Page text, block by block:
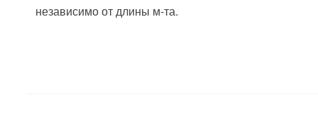
независимо от длины м-та.